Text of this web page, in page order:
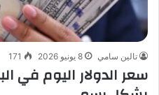
تالين سامي 8 يونيو 2026 171
سعر الدولار اليوم في